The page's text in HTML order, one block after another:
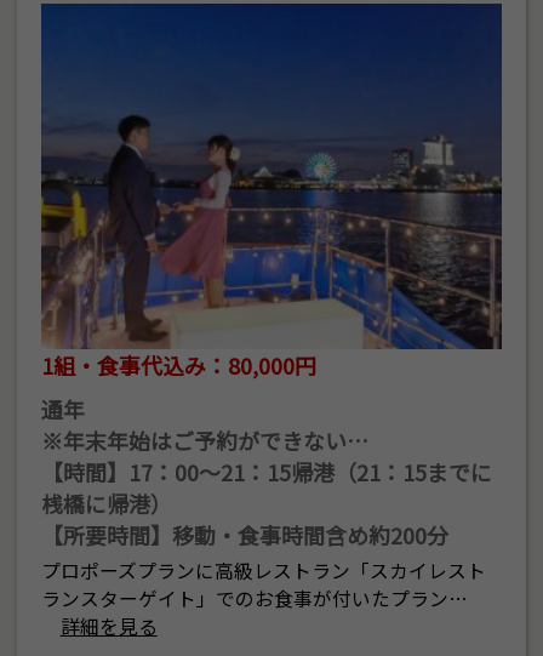
1組・食事代込み：80,000円
通年
※年末年始はご予約ができない…
【時間】17：00〜21：15帰港（21：15までに
桟橋に帰港）
【所要時間】移動・食事時間含め約200分
プロポーズプランに高級レストラン「スカイレスト
ランスターゲイト」でのお食事が付いたプラン…
詳細を見る